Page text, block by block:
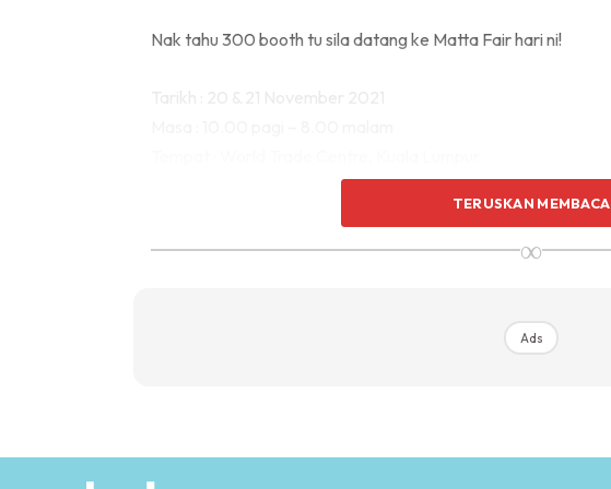
Nak tahu 300 booth tu sila datang ke Matta Fair hari ni!
Tarikh : 20 & 21 November 2021
Ads
TERUSKAN MEMBACA
∞
Ads